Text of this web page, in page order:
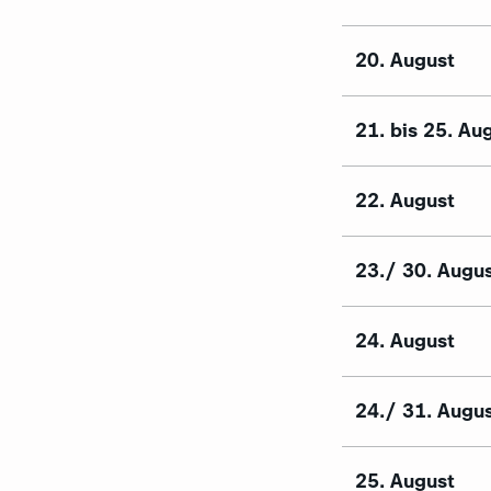
20. August
21. bis 25.
22. August
23./ 30.
24. August
24./ 31.
25. August